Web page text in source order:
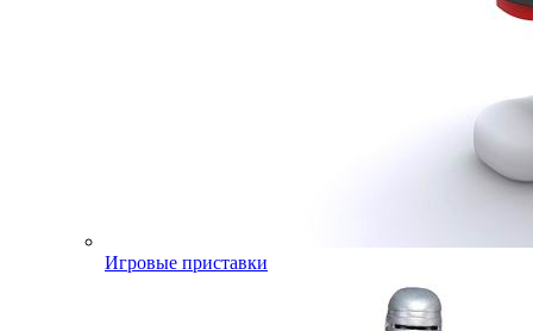
Игровые приставки